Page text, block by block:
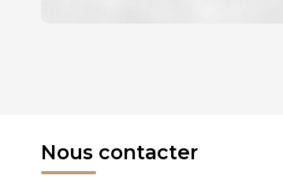
TAXE FONCIÈRE
Nous contacter